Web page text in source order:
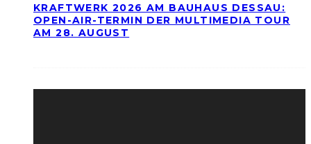
KRAFTWERK 2026 AM BAUHAUS DESSAU:
OPEN-AIR-TERMIN DER MULTIMEDIA TOUR
AM 28. AUGUST